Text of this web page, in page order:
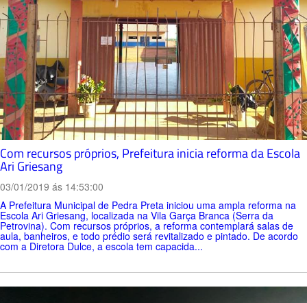
Com recursos próprios, Prefeitura inicia reforma da Escola
Ari Griesang
03/01/2019 ás 14:53:00
A Prefeitura Municipal de Pedra Preta iniciou uma ampla reforma na
Escola Ari Griesang, localizada na Vila Garça Branca (Serra da
Petrovina). Com recursos próprios, a reforma contemplará salas de
aula, banheiros, e todo prédio será revitalizado e pintado. De acordo
com a Diretora Dulce, a escola tem capacida...